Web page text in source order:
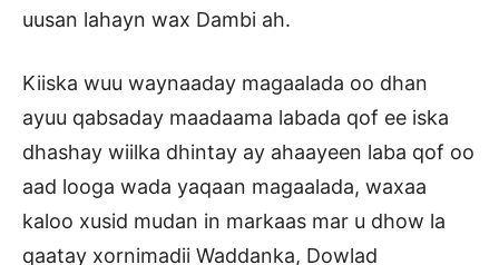
uusan lahayn wax Dambi ah.
Kiiska wuu waynaaday magaalada oo dhan
ayuu qabsaday maadaama labada qof ee iska
dhashay wiilka dhintay ay ahaayeen laba qof oo
aad looga wada yaqaan magaalada, waxaa
kaloo xusid mudan in markaas mar u dhow la
qaatay xornimadii Waddanka, Dowlad